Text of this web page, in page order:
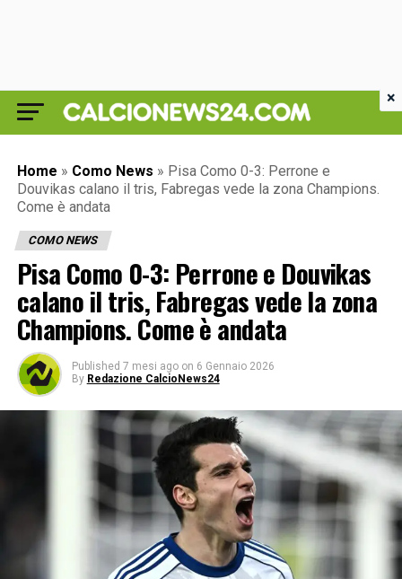
Home » Como News » Pisa Como 0-3: Perrone e
Douvikas calano il tris, Fabregas vede la zona Champions.
Come è andata
COMO NEWS
Pisa Como 0-3: Perrone e Douvikas
calano il tris, Fabregas vede la zona
Champions. Come è andata
Published 7 mesi ago on 6 Gennaio 2026
By Redazione CalcioNews24
×